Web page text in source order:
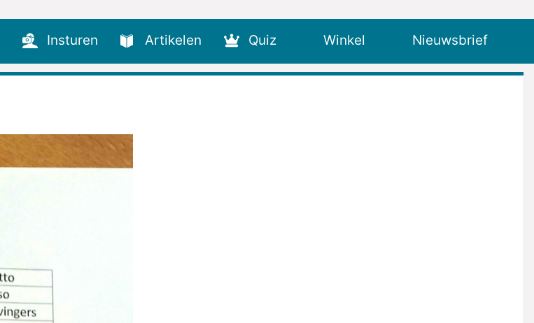
Insturen Artikelen Quiz Winkel
Nieuwsbrief